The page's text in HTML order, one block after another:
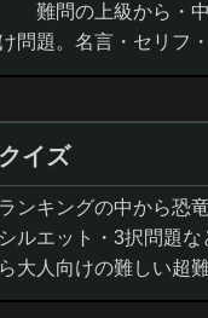
難問の上級から・中
問題。名言・セリフ
イズ
ンキングの中から恐
ルエット・3択問題
大人向けの難しい超
ピノサウルス,アロサ